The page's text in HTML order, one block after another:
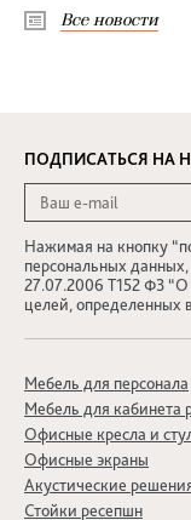
Все новости
ПОДПИСАТЬСЯ НА
Нажимая на кнопку
персональных
27.07.2006 Т152 ФЗ “О
целей, определенных в
Мебель для персонала
Мебель для кабинета
Офисные кресла и
Офисные экраны
Акустические
Стойки ресепшн